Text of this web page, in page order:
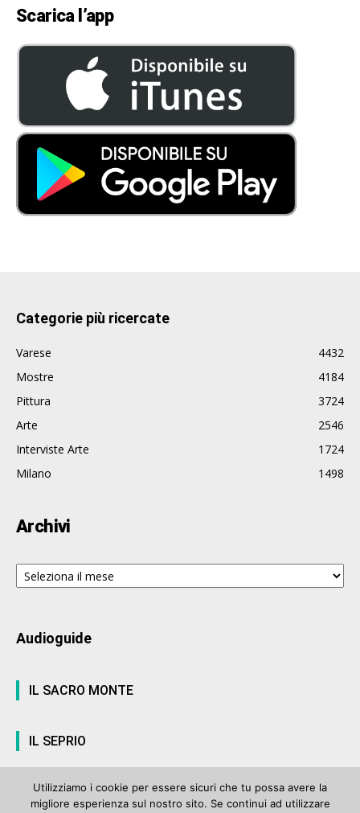
Scarica l’app
Categorie più ricercate
Varese
4432
Mostre
4184
Pittura
3724
Arte
2546
Interviste Arte
1724
Milano
1498
Archivi
Archivi
Audioguide
IL SACRO MONTE
IL SEPRIO
Utilizziamo i cookie per essere sicuri che tu possa avere la
migliore esperienza sul nostro sito. Se continui ad utilizzare